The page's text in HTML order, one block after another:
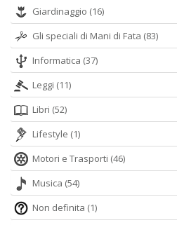
Giardinaggio (16)
Gli speciali di Mani di Fata (83)
Informatica (37)
Leggi (11)
Libri (52)
Lifestyle (1)
Motori e Trasporti (46)
Musica (54)
Non definita (1)